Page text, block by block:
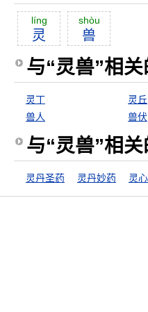
líng
灵
shòu
兽
与“灵兽”相
灵丁 灵丘
兽人
兽伏
与“灵兽”相
灵丹圣药 灵丹妙药 灵